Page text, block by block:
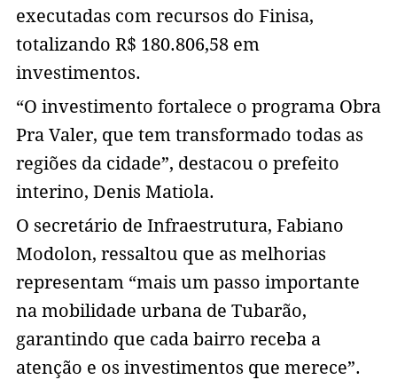
executadas com recursos do Finisa,
totalizando R$ 180.806,58 em
investimentos.
“O investimento fortalece o programa Obra
Pra Valer, que tem transformado todas as
regiões da cidade”, destacou o prefeito
interino, Denis Matiola.
O secretário de Infraestrutura, Fabiano
Modolon, ressaltou que as melhorias
representam “mais um passo importante
na mobilidade urbana de Tubarão,
garantindo que cada bairro receba a
atenção e os investimentos que merece”.